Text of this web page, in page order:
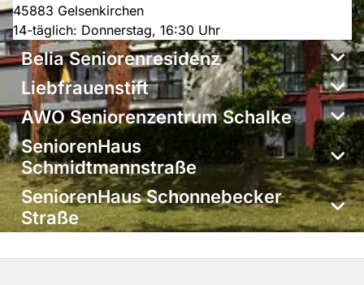
45883 Gelsenkirchen
14-täglich: Donnerstag, 16:30 Uhr
Belia Seniorenresidenz
Liebfrauenstift
AWO Seniorenzentrum Schalke
SeniorenHaus
Schmidtmannstraße
SeniorenHaus Schonnebecker
Straße